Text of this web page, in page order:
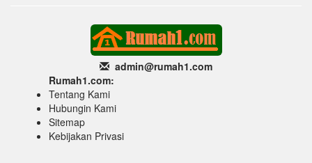
admin@rumah1.com
Rumah1.com:
Tentang Kami
Hubungin Kami
Sitemap
Kebijakan Privasi